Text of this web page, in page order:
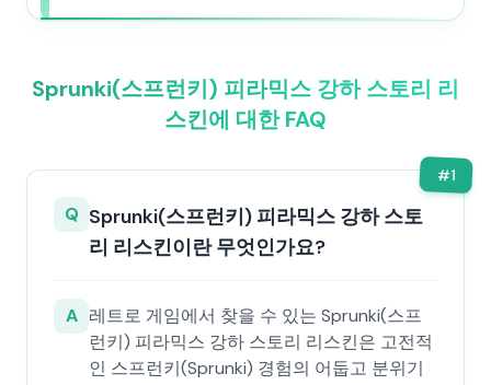
Sprunki(스프런키) 피라믹스 강하 스토리 리
스킨에 대한 FAQ
#1
Q Sprunki(스프런키) 피라믹스 강하 스토
리 리스킨이란 무엇인가요?
A 레트로 게임에서 찾을 수 있는 Sprunki(스프
런키) 피라믹스 강하 스토리 리스킨은 고전적
인 스프런키(Sprunki) 경험의 어둡고 분위기